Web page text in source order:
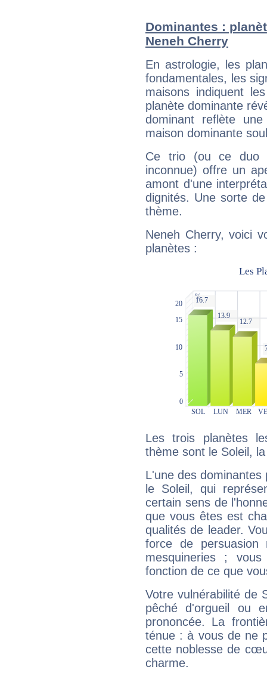
Dominantes :
Neneh Cherry
En astrologie, les
fondamentales, les
maisons indiquent
planète dominante
dominant reflète
maison dominante
Ce trio (ou ce duo
inconnue) offre un
amont d'une
dignités. Une sorte
thème.
Neneh Cherry, voici
planètes :
Les trois planètes
thème sont le Soleil,
L'une des
le Soleil, qui
certain sens de
que vous êtes est
qualités de leader.
force de
mesquineries ;
fonction de ce que
Votre vulnérabilité de
pêché d'orgueil ou
prononcée. La
ténue : à vous de ne
cette noblesse de
charme.